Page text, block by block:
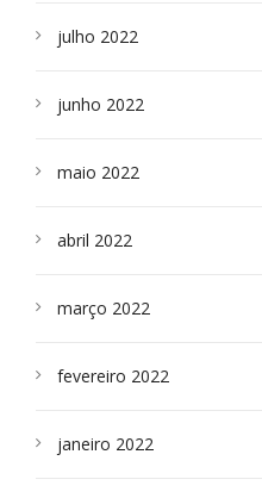
julho 2022
junho 2022
maio 2022
abril 2022
março 2022
fevereiro 2022
janeiro 2022